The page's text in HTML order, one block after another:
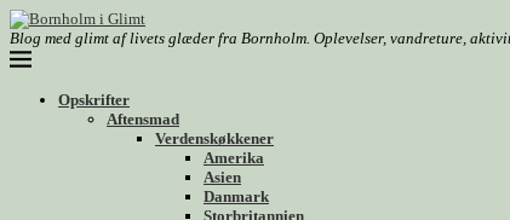
Blog med glimt af livets glæder fra Bornholm. Oplevelser, vandreture,
Opskrifter
Aftensmad
Verdenskøkkener
Amerika
Asien
Danmark
Storbritannien